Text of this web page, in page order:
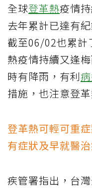
全球登革熱疫情
去年累計已達有
截至06/02也累計
熱疫情持續又逢
時有降雨，有利
措施，也注意登
登革熱可輕可重
有症狀及早就醫
疾管署指出，台